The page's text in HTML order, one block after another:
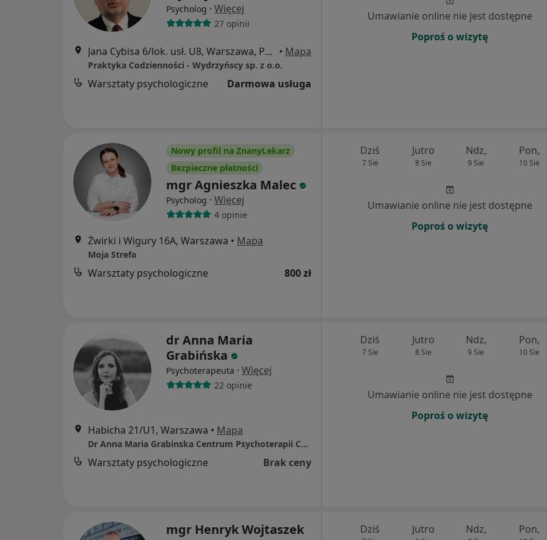
Psycholog · Więcej
27 opinii
Jana Cybisa 6/lok. usł. U8, Warszawa, Polska, Warszawa • Mapa
Praktyka Codzienności - Wydrzyńscy sp. z o.o.
Warsztaty psychologiczne Darmowa usługa
Umawianie online nie jest dostępne
Poproś o wizytę
Nowy profil na ZnanyLekarz
Bezpieczne płatności
mgr Agnieszka Malec
Psycholog · Więcej
4 opinie
Żwirki i Wigury 16A, Warszawa • Mapa
Moja Strefa
Warsztaty psychologiczne 800 zł
Dziś
7 Sie
Jutro
8 Sie
Ndz,
9 Sie
Pon,
10 Sie
Umawianie online nie jest dostępne
Poproś o wizytę
dr Anna Maria
Grabińska
Psychoterapeuta · Więcej
22 opinie
Habicha 21/U1, Warszawa • Mapa
Dr Anna Maria Grabinska Centrum Psychoterapii CALM
Warsztaty psychologiczne Brak ceny
Dziś
7 Sie
Jutro
8 Sie
Ndz,
9 Sie
Pon,
10 Sie
Umawianie online nie jest dostępne
Poproś o wizytę
mgr Henryk Wojtaszek Dziś Jutro Ndz, Pon,